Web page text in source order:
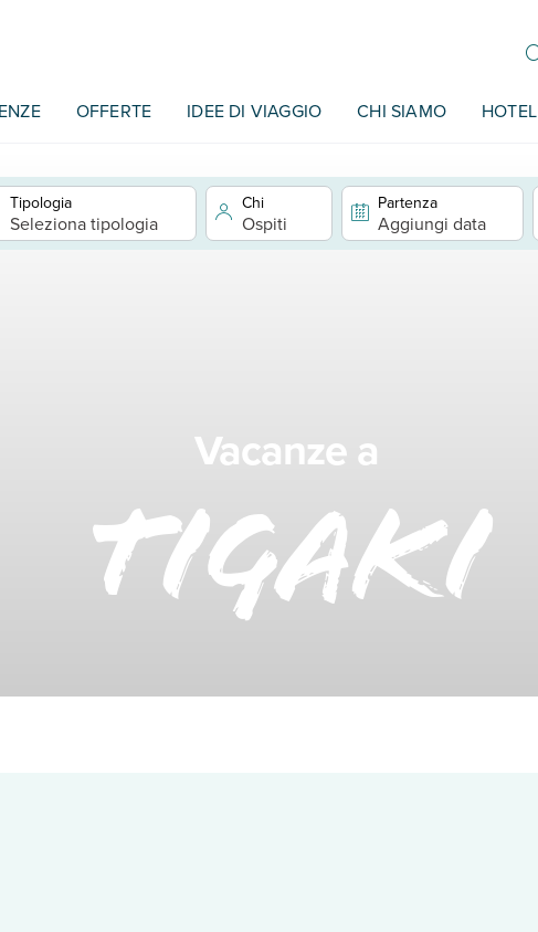
OFFERTE IDEE DI VIAGGIO CHI SIAMO HOTEL
Tipologia
Seleziona tipologia
Chi
Ospiti
Partenza
Aggiungi data
Vacanze a
Tigaki